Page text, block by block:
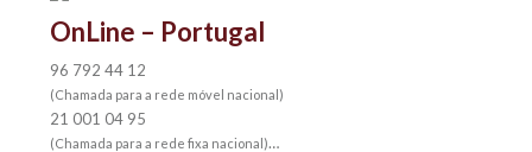
OnLine – Portugal
96 792 44 12
(Chamada para a rede móvel nacional)
21 001 04 95
(Chamada para a rede fixa nacional)